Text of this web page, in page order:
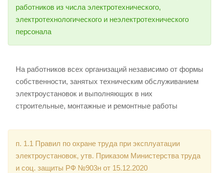
работников из числа электротехнического,
электротехнологического и неэлектротехнического
персонала
На работников всех организаций независимо от формы
собственности, занятых техническим обслуживанием
электроустановок и выполняющих в них
строительные, монтажные и ремонтные работы
п. 1.1 Правил по охране труда при эксплуатации
электроустановок, утв. Приказом Министерства труда
и соц. защиты РФ №903н от 15.12.2020